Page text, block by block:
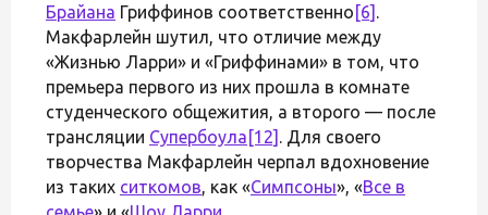
Брайана Гриффинов соответственно [6] .
Макфарлейн шутил, что отличие между
«Жизнью Ларри» и «Гриффинами» в том, что
премьера первого из них прошла в комнате
студенческого общежития, а второго — после
трансляции Супербоула [12] . Для своего
творчества Макфарлейн черпал вдохновение
из таких ситкомов, как «Симпсоны», «Все в